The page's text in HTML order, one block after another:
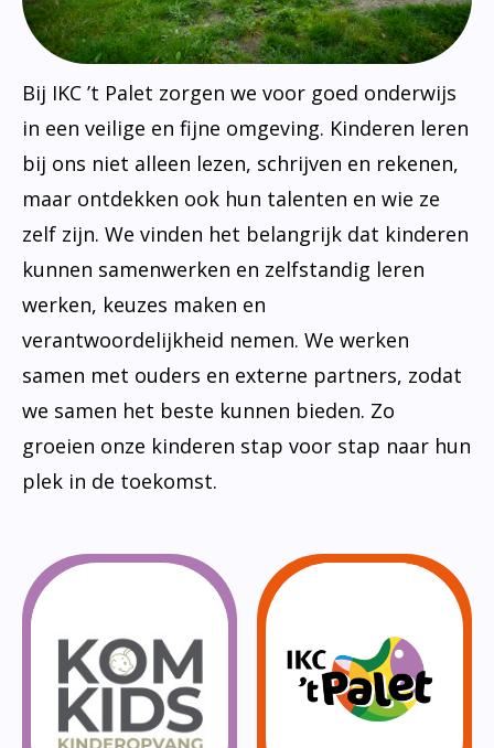
Bij IKC ’t Palet zorgen we voor goed onderwijs
in een veilige en fijne omgeving. Kinderen leren
bij ons niet alleen lezen, schrijven en rekenen,
maar ontdekken ook hun talenten en wie ze
zelf zijn. We vinden het belangrijk dat kinderen
kunnen samenwerken en zelfstandig leren
werken, keuzes maken en
verantwoordelijkheid nemen. We werken
samen met ouders en externe partners, zodat
we samen het beste kunnen bieden. Zo
groeien onze kinderen stap voor stap naar hun
plek in de toekomst.